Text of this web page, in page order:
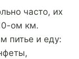
часто, их
ом км.
питье и еду: